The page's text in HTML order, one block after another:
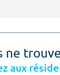
ne
aux